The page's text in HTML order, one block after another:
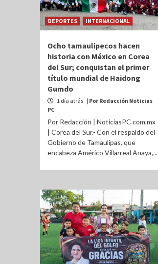
DEPORTES INTERNACIONAL
Ocho tamaulipecos hacen
historia con México en Corea
del Sur; conquistan el primer
título mundial de Haidong
Gumdo
1 día atrás | Por Redacción Noticias
PC
Por Redacción | NoticiasPC.com.mx
| Corea del Sur.- Con el respaldo del
Gobierno de Tamaulipas, que
encabeza Américo Villarreal Anaya,...